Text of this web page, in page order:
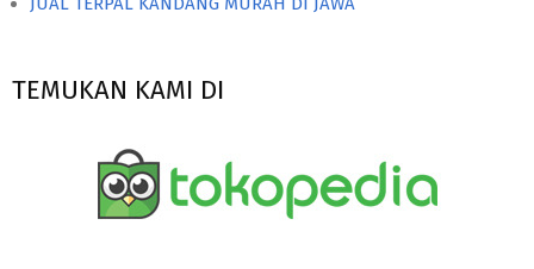
TEMUKAN KAMI DI